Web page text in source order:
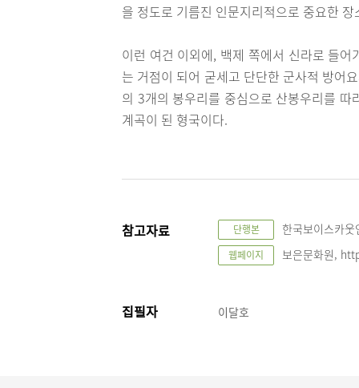
을 정도로 기름진 인문지리적으로 중요한 장
이런 여건 이외에, 백제 쪽에서 신라로 들
는 거점이 되어 굳세고 단단한 군사적 방어
의 3개의 봉우리를 중심으로 산봉우리를
계곡이 된 형국이다.
참고자료 단행본 한국보이스카
웹페이지 보은문화원,
집필자 이달호